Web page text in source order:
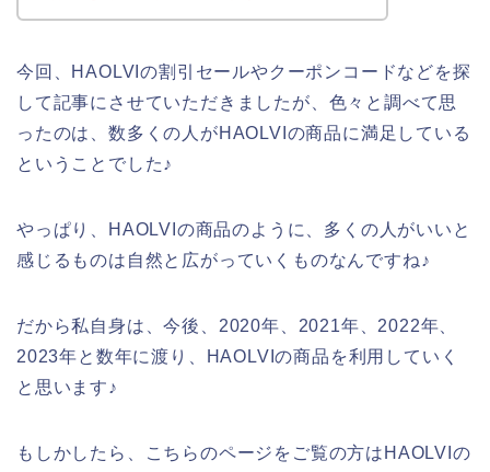
今回、HAOLVIの割引セールやクーポンコードなどを探
して記事にさせていただきましたが、色々と調べて思
ったのは、数多くの人がHAOLVIの商品に満足している
ということでした♪
やっぱり、HAOLVIの商品のように、多くの人がいいと
感じるものは自然と広がっていくものなんですね♪
だから私自身は、今後、2020年、2021年、2022年、
2023年と数年に渡り、HAOLVIの商品を利用していく
と思います♪
もしかしたら、こちらのページをご覧の方はHAOLVIの